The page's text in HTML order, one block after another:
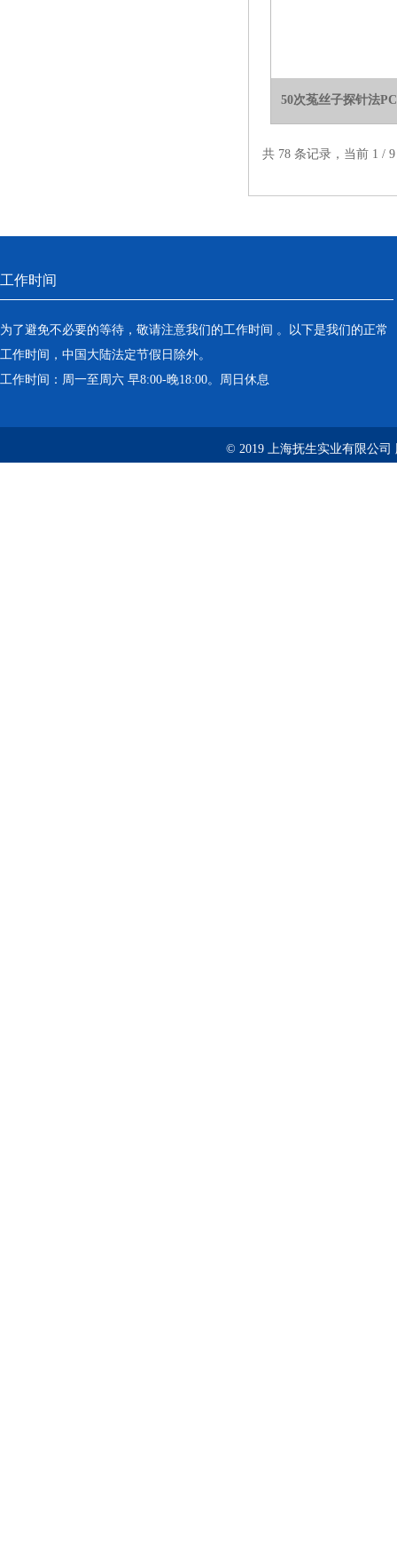
50次菟丝子探针法
共 78 条记录，当前 1
工作时间
为了避免不必要的等待，敬请注意我们的工作时间 。以下是我们的正常
工作时间，中国大陆法定节假日除外。
工作时间：周一至周六 早8:00-晚18:00。周日休息
© 2019 上海抚生实业有限公司